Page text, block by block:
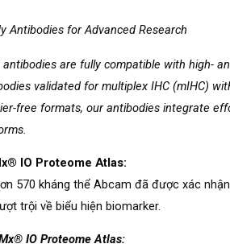
Antibodies for Advanced Research
antibodies are fully compatible with high-
validated for multiplex IHC (mIHC)
free formats, our antibodies integrate
IO Proteome Atlas:
570 kháng thể Abcam đã được xác
trội về biểu hiện biomarker.
IO Proteome Atlas: